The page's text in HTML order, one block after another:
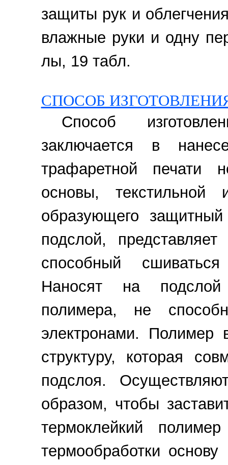
защиты рук и
влажные руки и одну
лы, 19 табл.
СПОСОБ
Способ
заключается в
трафаретной печати
основы, текстильной
образующего
подслой,
способный
Наносят на подслой
полимера, не
электронами. Полимер
структуру, которая
подслоя.
образом, чтобы
термоклейкий
термообработки